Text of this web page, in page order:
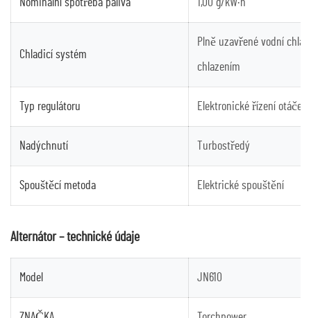
Nominální spotřeba paliva 1,00 g/kW·h
Chladicí systém
Plně uzavřené vodní
chlazením
Typ regulátoru Elektronické řízení otáček
Nadýchnutí Turbostředý
Spouštěcí metoda Elektrické spouštění
Alternátor – technické údaje
Model JN610